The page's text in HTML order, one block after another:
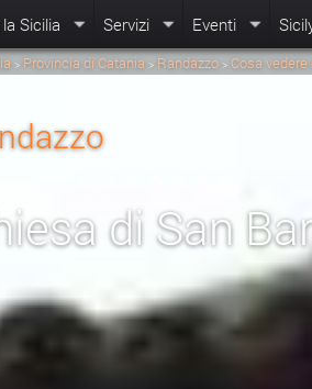
Sicilia Servizi Eventi
> Provincia di Catania > Randazzo > Cosa vedere
di San